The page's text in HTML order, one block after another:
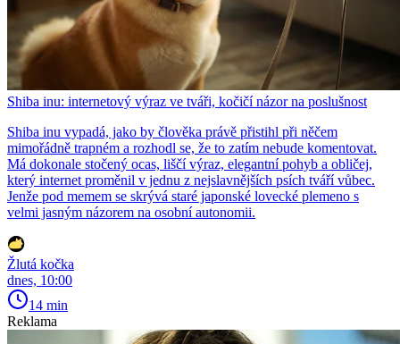
Shiba inu: internetový výraz ve tváři, kočičí názor na poslušnost
Shiba inu vypadá, jako by člověka právě přistihl při něčem
mimořádně trapném a rozhodl se, že to zatím nebude komentovat.
Má dokonale stočený ocas, liščí výraz, elegantní pohyb a obličej,
který internet proměnil v jednu z nejslavnějších psích tváří vůbec.
Jenže pod memem se skrývá staré japonské lovecké plemeno s
velmi jasným názorem na osobní autonomii.
Žlutá kočka
dnes, 10:00
14 min
Reklama